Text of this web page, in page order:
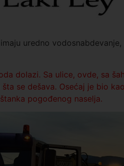
imaju uredno
dolazi. Sa ulice, ovde, sa
se dešava. Osećaj je bio
pogođenog naselja.